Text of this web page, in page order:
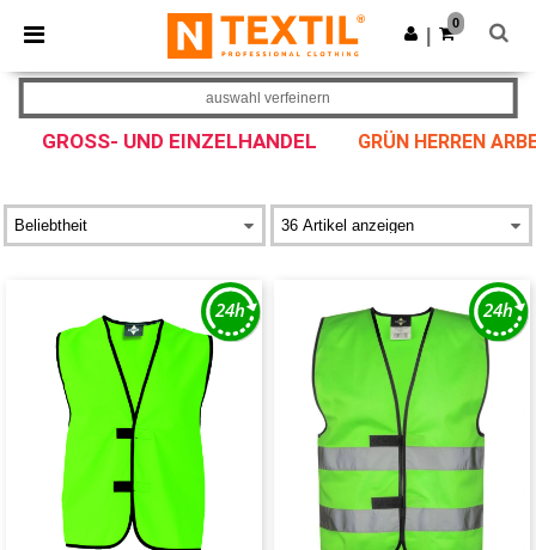
× Ntextil App
Bessere Preise in der App!
App holen
0
GROSS- UND EINZELHANDEL GRÜN HERREN
auswahl verfeinern